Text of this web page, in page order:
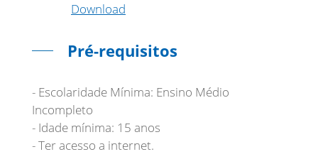
Download
Pré-requisitos
- Escolaridade Mínima: Ensino Médio
Incompleto
- Idade mínima: 15 anos
- Ter acesso a internet.